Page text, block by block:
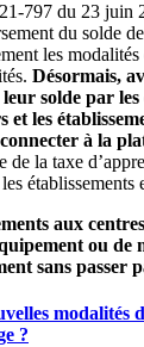
797 du 23 juin
du solde
les
Désormais,
solde par
et les
à la
de la taxe
établissements
aux
ou
sans passer
modalités
?